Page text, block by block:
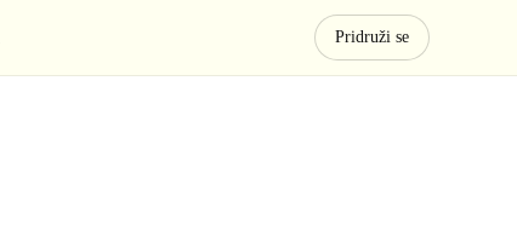
Pridruži se